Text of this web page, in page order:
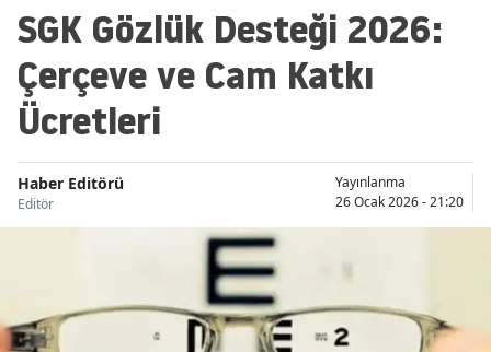
SGK Gözlük Desteği 2026:
Çerçeve ve Cam Katkı
Ücretleri
Haber Editörü
Editör
Yayınlanma
26 Ocak 2026 - 21:20